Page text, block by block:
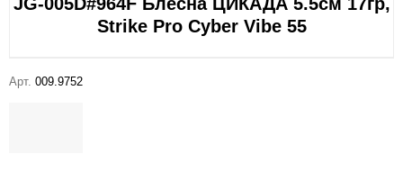
Strike Pro Cyber Vibe 55
Арт. 009.9752